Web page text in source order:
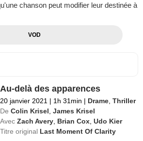
chanson peut modifier leur destinée à
VOD
Au-delà des apparences
20 janvier 2021 | 1h 31min | Drame ,Thriller
De Colin Krisel ,James Krisel
Avec Zach Avery Brian Cox ,Udo Kier
Titre original Last Moment Of Clarity